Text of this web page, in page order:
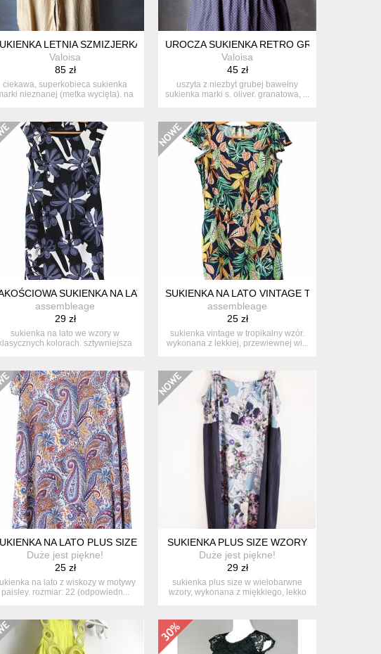
XS
LETNIA SZMIZJERKA CARGO CUPRO XS S
Valoisa
85 zł
ciekawa, superkobieca sukienka
nieznanej (metka wycięta). na
UROCZA SUKIENKA RETRO GROSZKI S.
Valoisa
45 zł
uszyta z niezbyt grubej bawełny
sukienka marki s. oliver. granatowa, ...
RÓŻ PLISOWANA XS S
SUKIENKA NA LATO VINTAGE BAWEŁNA JACKPOT
assembleage
29 zł
sukienka na lato we wzory w
kolorach. sztywniejsza
SUKIENKA NA LATO VINTAGE TROPIKALNY
assembleage
25 zł
sukienka vintage w tropikalny wzór.
wykonana z lekkiej, przewiewnej wi...
NA LATO PLUS SIZE RED HANGER 50 DUŻY ROZMIAR
Duże jest piękne!
25 zł
na lato z wiskozy w motywy
paisley. rozmiar: 22 (odpowiedn...
SUKIENKA PLUS SIZE WZORY
Duże jest piękne!
29 zł
sukienka plus size w wielobarwne
wzory, wykonana z miękkiego, lekko